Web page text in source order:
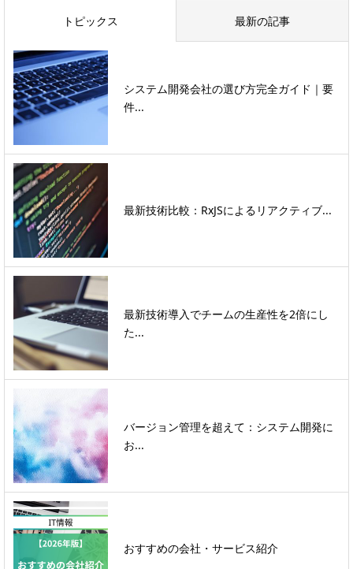
トピックス 最新の記事
システム開発会社の選び方完全ガイド｜要
件...
最新技術比較：RxJSによるリアクティブ...
最新技術導入でチームの生産性を2倍にし
た...
バージョン管理を超えて：システム開発に
お...
おすすめの会社・サービス紹介